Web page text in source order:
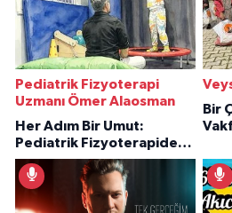
Pediatrik Fizyoterapi
Uzmanı Ömer Alaosman
Her Adım Bir Umut:
Pediatrik Fizyoterapiden
İlham Veren Hikâyeler
Bir